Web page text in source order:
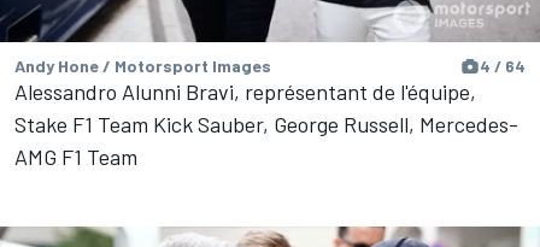
Andy Hone / Motorsport Images 4 / 64
Alessandro Alunni Bravi, représentant de l'équipe,
Stake F1 Team Kick Sauber, George Russell, Mercedes-
AMG F1 Team